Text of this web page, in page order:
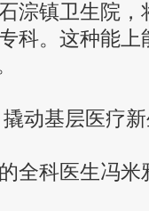
淙镇卫生院
科。这种能
动基层医疗
科医生冯米